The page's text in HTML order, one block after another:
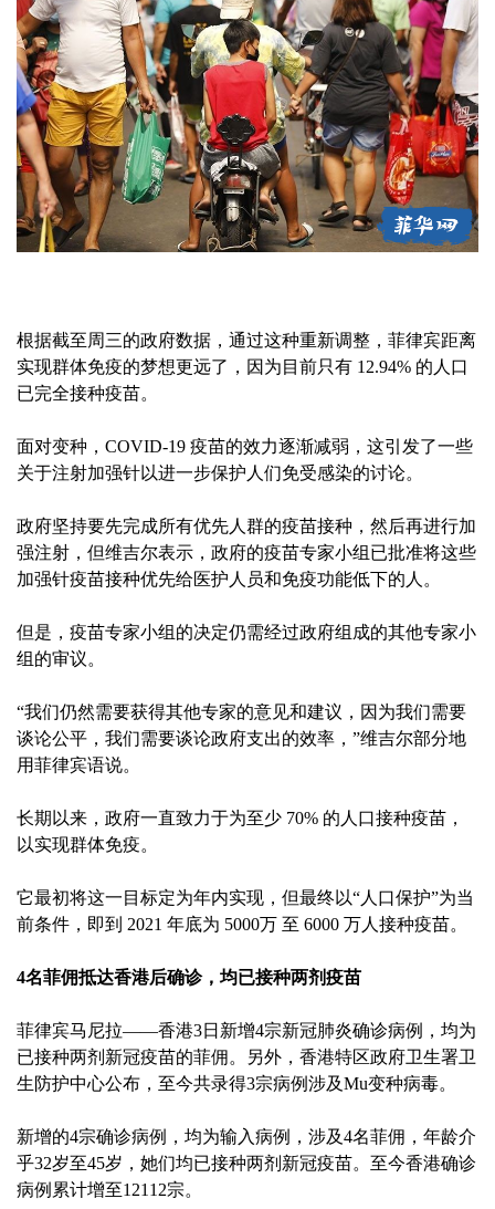
根据截至周三的政府数据，通过这种重新调整，菲律宾距离
实现群体免疫的梦想更远了，因为目前只有 12.94% 的人口
已完全接种疫苗。
面对变种，COVID-19 疫苗的效力逐渐减弱，这引发了一些
关于注射加强针以进一步保护人们免受感染的讨论。
政府坚持要先完成所有优先人群的疫苗接种，然后再进行加
强注射，但维吉尔表示，政府的疫苗专家小组已批准将这些
加强针疫苗接种优先给医护人员和免疫功能低下的人。
但是，疫苗专家小组的决定仍需经过政府组成的其他专家小
组的审议。
“我们仍然需要获得其他专家的意见和建议，因为我们需要
谈论公平，我们需要谈论政府支出的效率，”维吉尔部分地
用菲律宾语说。
长期以来，政府一直致力于为至少 70% 的人口接种疫苗，
以实现群体免疫。
它最初将这一目标定为年内实现，但最终以“人口保护”为当
前条件，即到 2021 年底为 5000万 至 6000 万人接种疫苗。
4名菲佣抵达香港后确诊，均已接种两剂疫苗
菲律宾马尼拉——香港3日新增4宗新冠肺炎确诊病例，均为
已接种两剂新冠疫苗的菲佣。另外，香港特区政府卫生署卫
生防护中心公布，至今共录得3宗病例涉及Mu变种病毒。
新增的4宗确诊病例，均为输入病例，涉及4名菲佣，年龄介
乎32岁至45岁，她们均已接种两剂新冠疫苗。至今香港确诊
病例累计增至12112宗。